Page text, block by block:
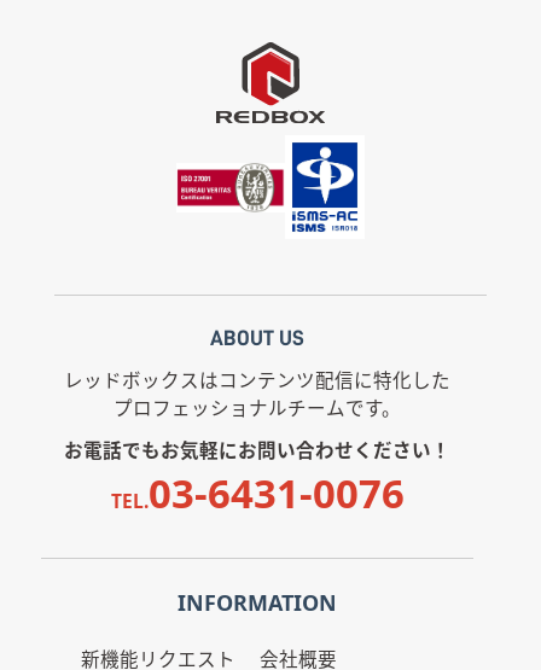
ABOUT US
レッドボックスはコンテンツ配信に特化した
プロフェッショナルチームです。
お電話でもお気軽にお問い合わせください！
TEL.03-6431-0076
INFORMATION
新機能リクエスト
会社概要